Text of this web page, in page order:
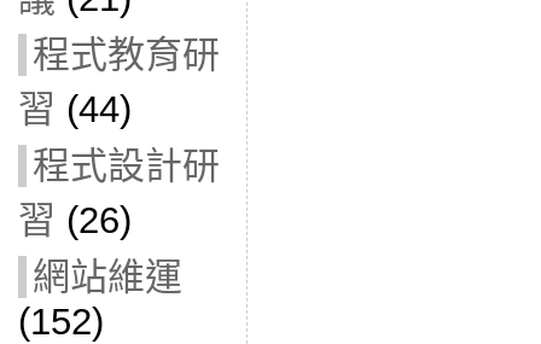
程式教育研
習 (44)
程式設計研
習 (26)
網站維運
(152)